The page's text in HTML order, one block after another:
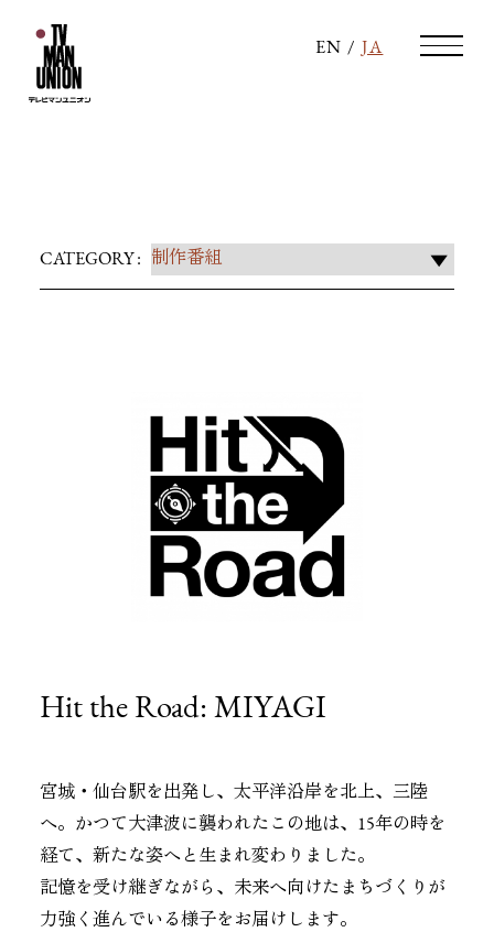
EN / JA
Hit the Road: MIYAGI
宮城・仙台駅を出発し、太平洋沿岸を北上、三陸
へ。かつて大津波に襲われたこの地は、15年の時を
経て、新たな姿へと生まれ変わりました。
記憶を受け継ぎながら、未来へ向けたまちづくりが
力強く進んでいる様子をお届けします。